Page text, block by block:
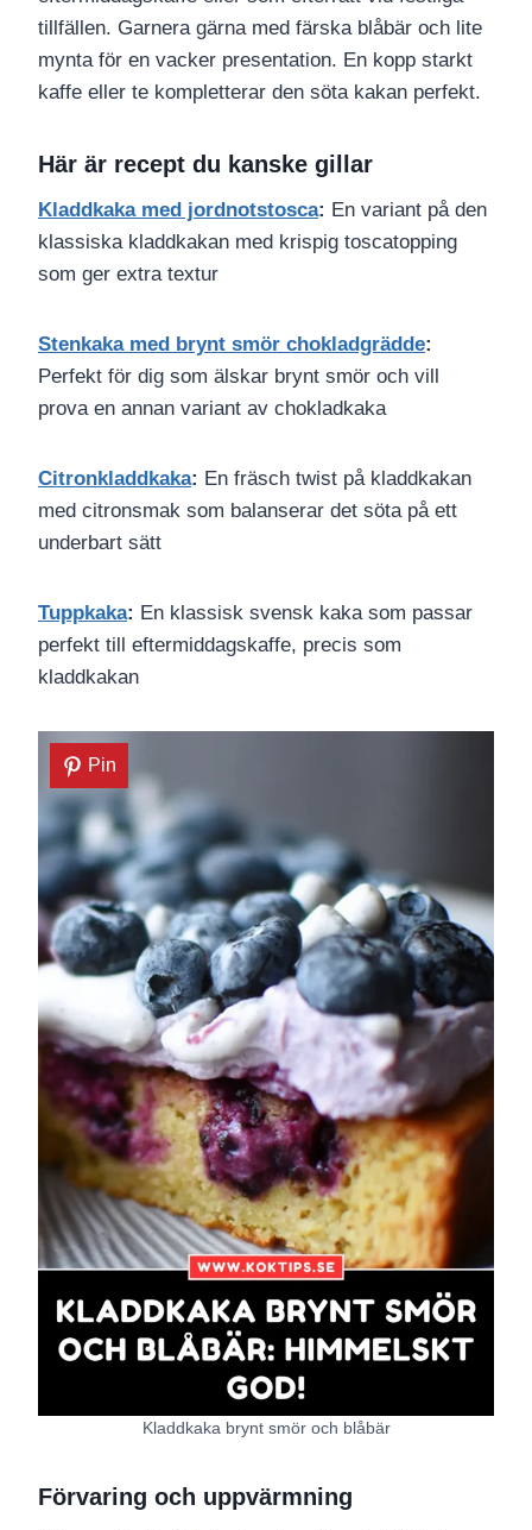
tillfällen. Garnera gärna med färska blåbär och lite
mynta för en vacker presentation. En kopp starkt
kaffe eller te kompletterar den söta kakan perfekt.
Här är recept du kanske gillar
Kladdkaka med jordnotstosca: En variant på den
klassiska kladdkakan med krispig toscatopping
som ger extra textur
Stenkaka med brynt smör chokladgrädde:
Perfekt för dig som älskar brynt smör och vill
prova en annan variant av chokladkaka
Citronkladdkaka: En fräsch twist på kladdkakan
med citronsmak som balanserar det söta på ett
underbart sätt
Tuppkaka: En klassisk svensk kaka som passar
perfekt till eftermiddagskaffe, precis som
kladdkakan
Pin
Kladdkaka brynt smör och blåbär
Förvaring och uppvärmning